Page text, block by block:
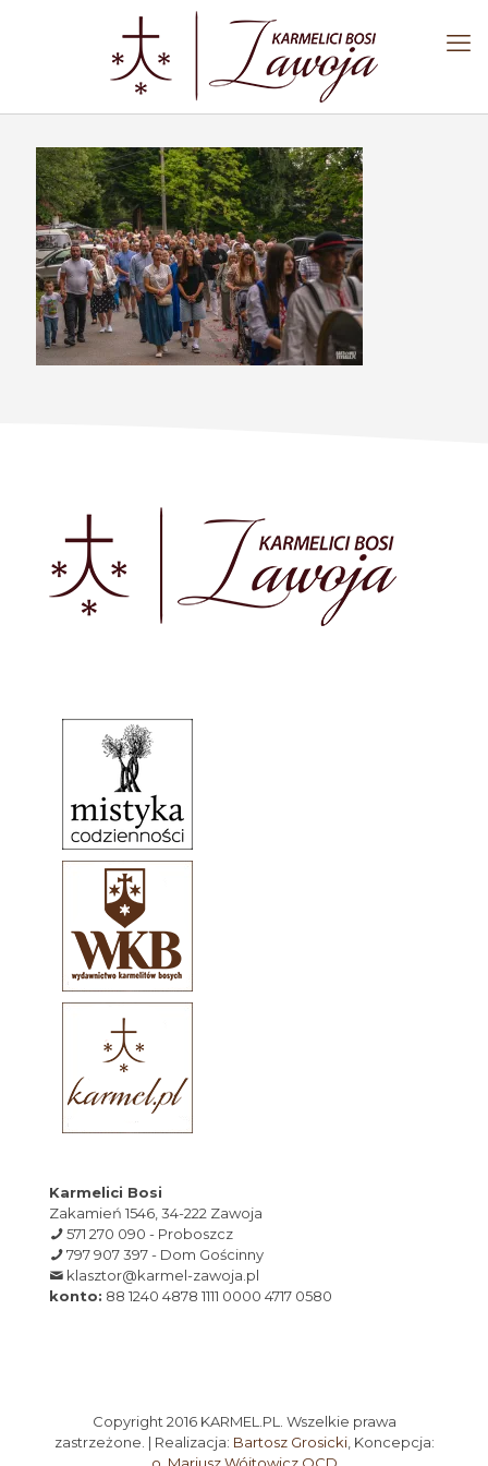
Karmelici Bosi
Zakamień 1546, 34-222 Zawoja
571 270 090 - Proboszcz
797 907 397 - Dom Gościnny
klasztor@karmel-zawoja.pl
konto: 88 1240 4878 1111 0000 4717 0580
Copyright 2016 KARMEL.PL. Wszelkie prawa
zastrzeżone. | Realizacja: Bartosz Grosicki, Koncepcja: